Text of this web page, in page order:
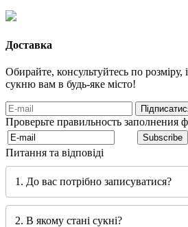
Доставка
Обирайте, консультуйтесь по розміру,
сукню вам в будь-яке місто!
Проверьте правильность заполнения
Питання та відповіді
1. До вас потрібно записуватися?
2. В якому стані сукні?